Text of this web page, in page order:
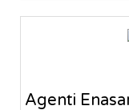
Agenti